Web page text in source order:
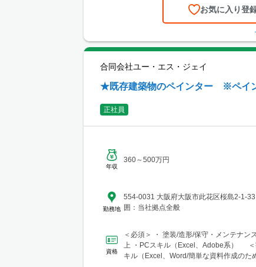
お気に入り登
合同会社ユー・エス・ジェイ
★既存建築物のペインター ※ペイ
正社員
年収
360～500万円
勤務地
554-0031 大阪府大阪市此花区桜島2-1-33 変更の範
囲：当社拠点全般
資格
＜必須＞ ・ 塗装/造形/保守・メンテナン
上 ・PCスキル（Excel、Adobe系） ＜
キル（Excel、Word/簡単な資料作成のた